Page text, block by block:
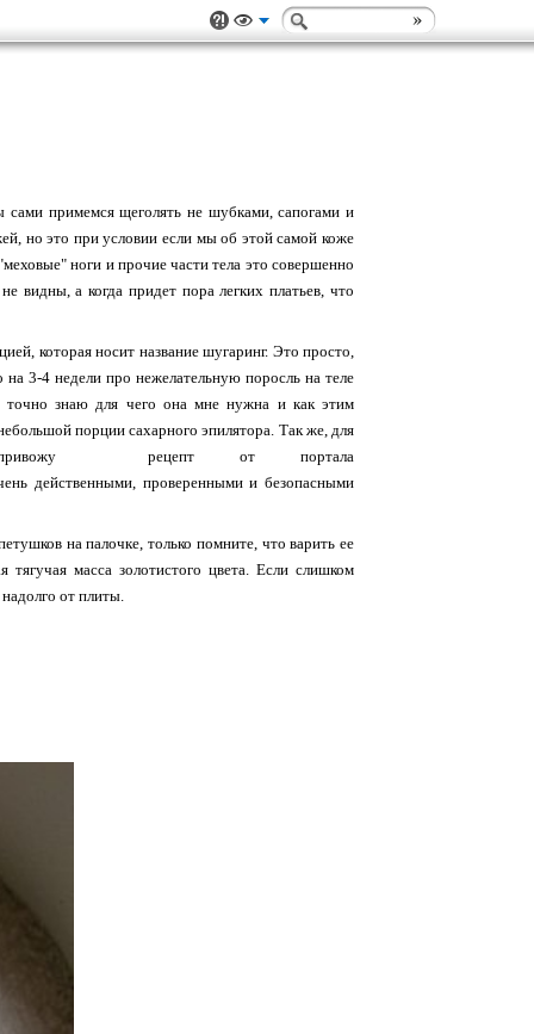
сами примемся щеголять не шубками, сапогами и
но это при условии если мы об этой самой коже
ноги и прочие части тела это совершенно
видны, а когда придет пора легких платьев, что
которая носит название шугаринг. Это просто,
3-4 недели про нежелательную поросль на теле
знаю для чего она мне нужна и как этим
порции сахарного эпилятора. Так же, для
рецепт от портала
действенными, проверенными и безопасными
на палочке, только помните, что варить ее
масса золотистого цвета. Если слишком
от плиты.